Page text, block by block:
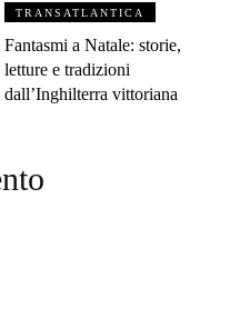
TRANSATLANTICA
Fantasmi a Natale: storie,
letture e tradizioni
dall’Inghilterra vittoriana